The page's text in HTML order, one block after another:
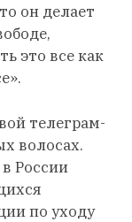
он делает
это все как
телеграм-
волосах.
России
по уходу